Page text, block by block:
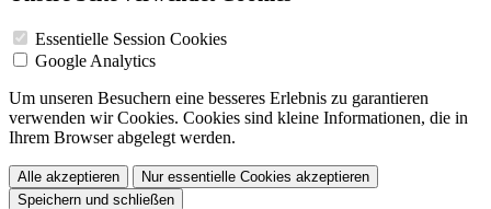
Essentielle Session Cookies
Google Analytics
Um unseren Besuchern eine besseres Erlebnis zu garantieren
verwenden wir Cookies. Cookies sind kleine Informationen, die in
Ihrem Browser abgelegt werden.
Alle akzeptieren
Nur essentielle Cookies akzeptieren
Speichern und schließen